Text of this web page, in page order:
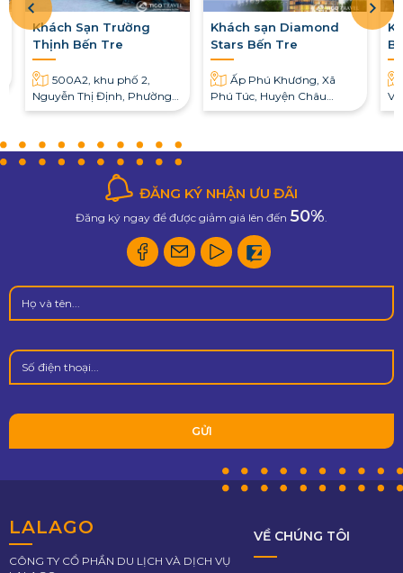
Khách Sạn Trường
Thịnh Bến Tre
500A2, khu phố 2,
Nguyễn Thị Định, Phường
Phú Tân, TP. Bến Tre
Khách sạn Diamond
Stars Bến Tre
Ấp Phú Khương, Xã
Phú Túc, Huyện Châu
Thành, Bến Tre
ĐĂNG KÝ NHẬN ƯU ĐÃI
Đăng ký ngay để được giảm giá lên đến 50%
LALAGO
CÔNG TY CỔ PHẦN DU LỊCH VÀ DỊCH VỤ
VỀ CHÚNG TÔI